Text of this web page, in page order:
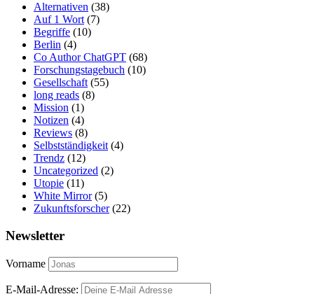
Alternativen (38)
Auf 1 Wort (7)
Begriffe (10)
Berlin (4)
Co Author ChatGPT (68)
Forschungstagebuch (10)
Gesellschaft (55)
long reads (8)
Mission (1)
Notizen (4)
Reviews (8)
Selbstständigkeit (4)
Trendz (12)
Uncategorized (2)
Utopie (11)
White Mirror(5)
Zukunftsforscher(22)
Newsletter
Vorname
E-Mail-Adresse: